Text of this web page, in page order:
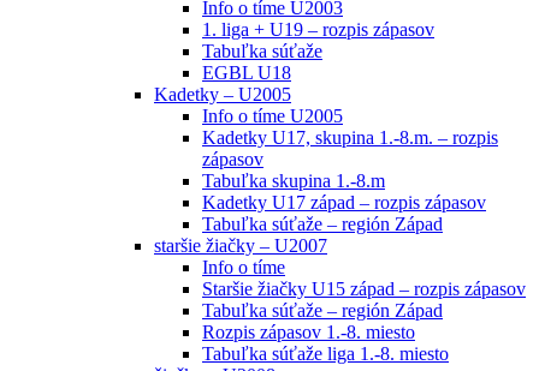
Info o tíme U2003
1. liga + U19 – rozpis zápasov
Tabuľka súťaže
EGBL U18
Kadetky – U2005
Info o tíme U2005
Kadetky U17, skupina 1.-8.m. – rozpis
zápasov
Tabuľka skupina 1.-8.m
Kadetky U17 západ – rozpis zápasov
Tabuľka súťaže – región Západ
staršie žiačky – U2007
Info o tíme
Staršie žiačky U15 západ – rozpis zápasov
Tabuľka súťaže – región Západ
Rozpis zápasov 1.-8. miesto
Tabuľka súťaže liga 1.-8. miesto